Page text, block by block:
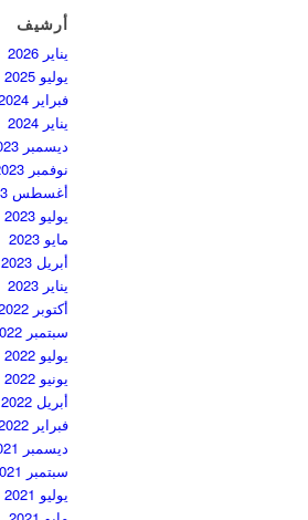
أرشيف
يناير 2026
يوليو 2025
فبراير 2024
يناير 2024
ديسمبر 2023
نوفمبر 2023
أغسطس 2023
يوليو 2023
مايو 2023
أبريل 2023
يناير 2023
أكتوبر 2022
سبتمبر 2022
يوليو 2022
يونيو 2022
أبريل 2022
فبراير 2022
ديسمبر 2021
سبتمبر 2021
يوليو 2021